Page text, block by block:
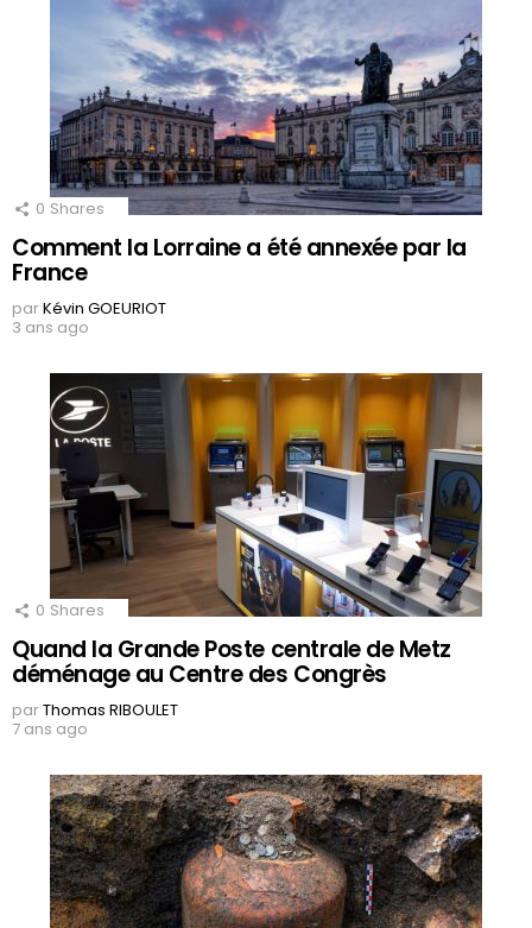
0 Shares
Comment la Lorraine a été annexée par la
France
parKévin GOEURIOT
3 ans ago
0 Shares
Quand la Grande Poste centrale de Metz
déménage au Centre des Congrès
parThomas RIBOULET
7 ans ago